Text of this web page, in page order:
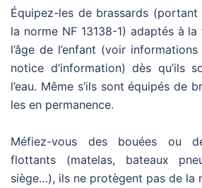
Équipez-les de brassards
la norme NF 13138-1) adaptés à
l’âge de l’enfant (voir
notice d’information) dès qu’ils
l’eau. Même s’ils sont équipés de
les en permanence.
Méfiez-vous des bouées ou
flottants (matelas, bateaux
siège…), ils ne protègent pas de la